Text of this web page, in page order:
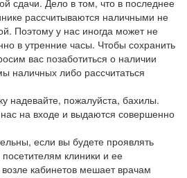
рассчитываются наличными не
Поэтому у нас иногда может не
в утренние часы. Чтобы сохранить
вас позаботиться о наличии
наличных либо рассчитаться
надевайте, пожалуйста, бахилы.
на входе и выдаются совершенно
если вы будете проявлять
клиники и ее
кабинетов мешает врачам